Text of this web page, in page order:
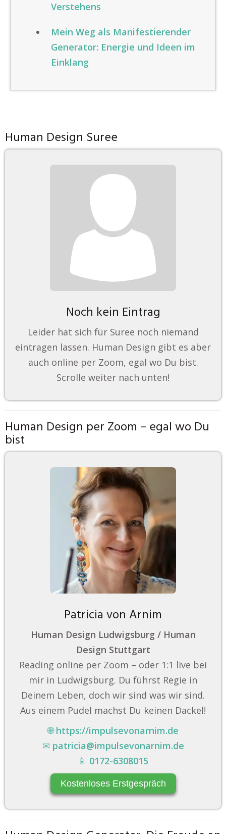
Verstehens
Mein Weg als Manifestierender
Generator: Energie und Ideen im
Einklang
Human Design Suree
Noch kein Eintrag
Leider hat sich für Suree noch niemand
eintragen lassen. Human Design gibt es aber
auch online per Zoom, egal wo Du bist.
Scrolle weiter nach unten!
Human Design per Zoom – egal wo Du
bist
Patricia von Arnim
Human Design Ludwigsburg / Human
Design Stuttgart
Reading online per Zoom – oder 1:1 live bei
mir in Ludwigsburg. Du führst Regie in
Deinem Leben, doch wir sind was wir sind.
Aus einem Pudel machst Du keinen Dackel!
🌐https://impulsevonarnim.de
✉ patricia@impulsevonarnim.de
📱 0172-6308015
Kostenloses Erstgespräch